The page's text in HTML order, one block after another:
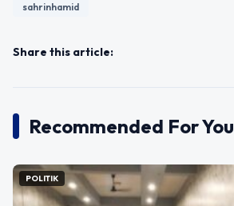
sahrinhamid
Share this article:
Recommended For You
POLITIK